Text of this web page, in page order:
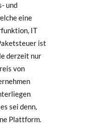
und
eine
IT
ist
derzeit nur
von
sei denn,
Plattform.